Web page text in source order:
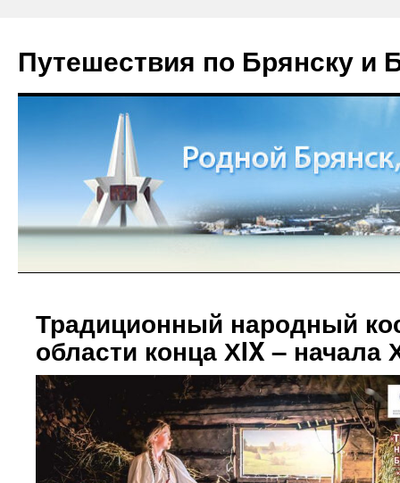
Путешествия по Брянску и
Традиционный народный
области конца ХIX – начала